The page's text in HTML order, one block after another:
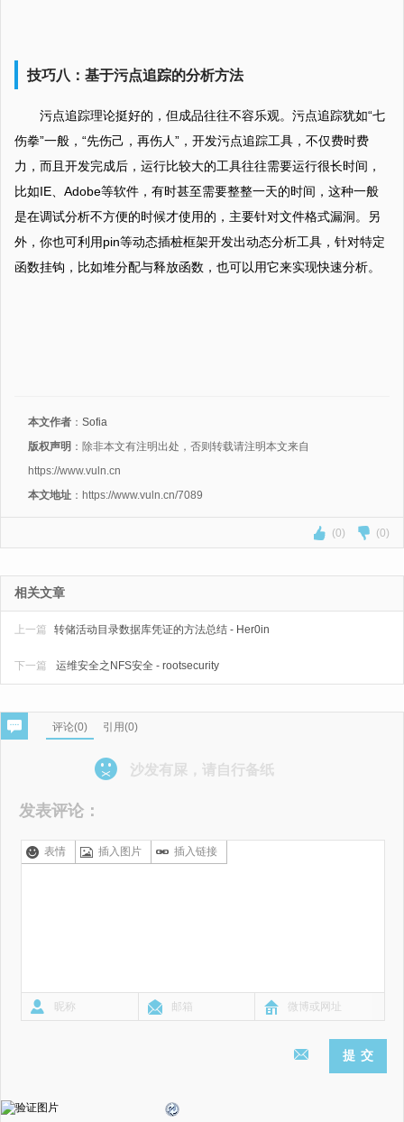
技巧八：基于污点追踪的分析方法
污点追踪理论挺好的，但成品往往不容乐观。污点追踪犹如“七
伤拳”一般，“先伤己，再伤人”，开发污点追踪工具，不仅费时费
力，而且开发完成后，运行比较大的工具往往需要运行很长时间，
比如IE、Adobe等软件，有时甚至需要整整一天的时间，这种一般
是在调试分析不方便的时候才使用的，主要针对文件格式漏洞。另
外，你也可利用pin等动态插桩框架开发出动态分析工具，针对特定
函数挂钩，比如堆分配与释放函数，也可以用它来实现快速分析。
本文作者 ： Sofia
版权声明 ：除非本文有注明出处，否则转载请注明本文来自
https://www.vuln.cn
本文地址 ：https://www.vuln.cn/7089
(0) (0)
相关文章
上一篇 转储活动目录数据库凭证的方法总结 - Her0in
运维安全之NFS安全 - rootsecurity
下一篇
评论(0) 引用(0)
沙发有屎，请自行备纸
发表评论：
表情 插入图片 插入链接